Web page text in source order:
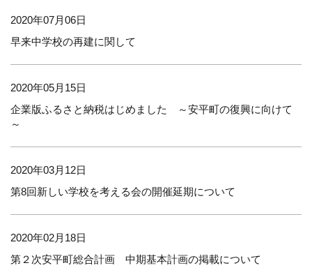
2020年07月06日
早来中学校の再建に関して
2020年05月15日
企業版ふるさと納税はじめました ～安平町の復興に向けて
～
2020年03月12日
第8回新しい学校を考える会の開催延期について
2020年02月18日
第２次安平町総合計画 中期基本計画の掲載について